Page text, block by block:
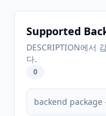
Supported
DESCRIPTION에서
다.
0
backend package